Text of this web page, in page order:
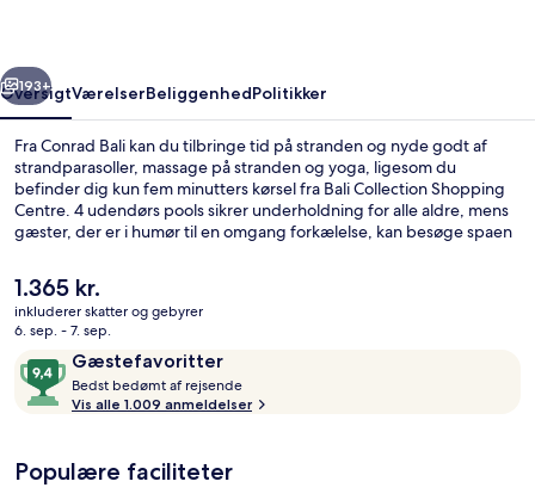
Næste
193+
OversigtVærelserBeliggenhedPolitikker
Fra Conrad Bali kan du tilbringe tid på stranden og nyde godt af
strandparasoller, massage på stranden og yoga, ligesom du
befinder dig kun fem minutters kørsel fra Bali Collection Shopping
Centre. 4 udendørs pools sikrer underholdning for alle aldre, mens
gæster, der er i humør til en omgang forkælelse, kan besøge spaen
og aromaterapi. Suku, en af 3 restauranter, serverer indonesiske
retter og er åben til morgenmad, frokost og aftensmad. Andre
højdepunkter på dette resort med luksusfaciliteter omfatter 2
barer/lounger, en gratis børneklub og en bar ved poolen. Rejsende
er vilde med stedets hjælpsomme personale og generelle forhold.
Den
nuværende
pris
1.365 kr.
1.365 kr.
inkluderer skatter og gebyrer
6. sep. - 7. sep.
AnmeldelserGæstefavoritter
9,4
ud
af
Gæstefavoritter
Bedst bedømt af rejsende
e
Vis alle 1.009 anmeldelser
Populære faciliteter